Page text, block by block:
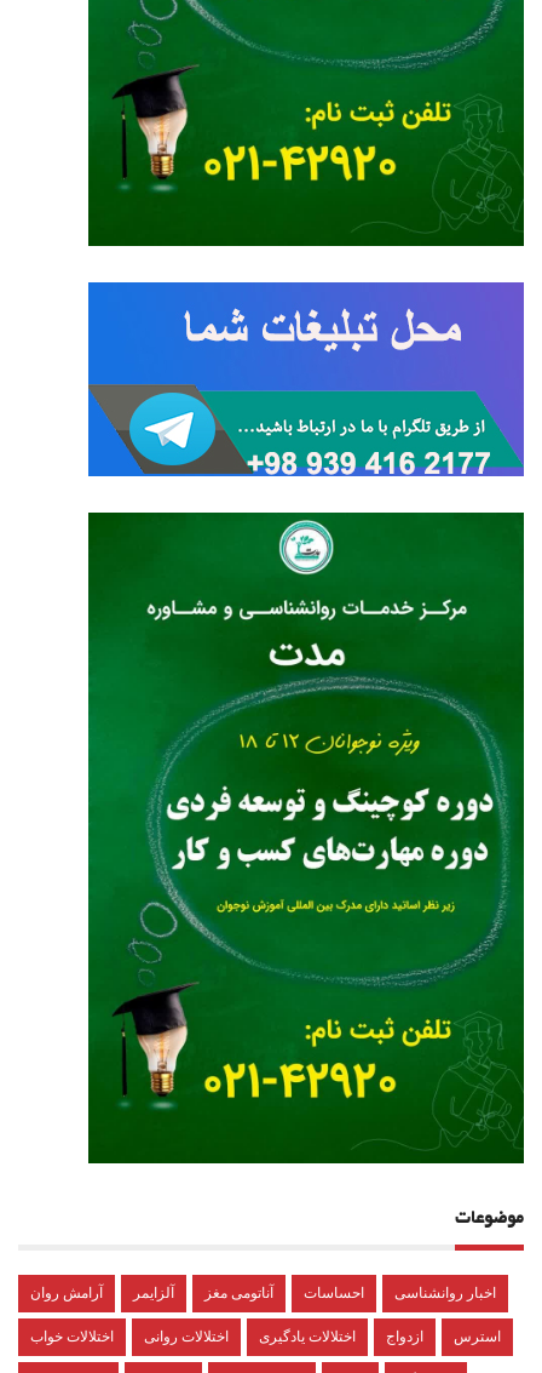
موضوعات
آرامش روان آلزایمر آناتومی مغز احساسات اخبار روانشناسی
اختلالات خواب اختلالات روانی اختلالات یادگیری ازدواج استرس